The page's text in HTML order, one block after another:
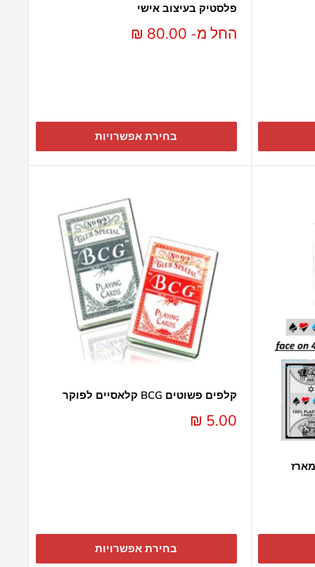
פלסטיק בעיצוב אישי
מחיר
החל מ- 80.00 ₪
בחירת אפשרויות
קלפים פשוטים BCG קלאסיים לפוקר
מחיר
5.00 ₪
בחירת אפשרויות